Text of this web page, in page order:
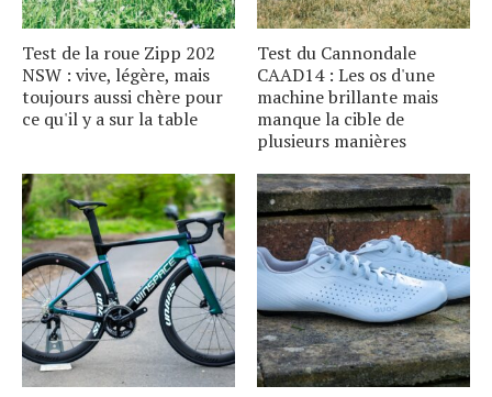
Test de la roue Zipp 202
NSW : vive, légère, mais
toujours aussi chère pour
ce qu'il y a sur la table
Test du Cannondale
CAAD14 : Les os d'une
machine brillante mais
manque la cible de
plusieurs manières